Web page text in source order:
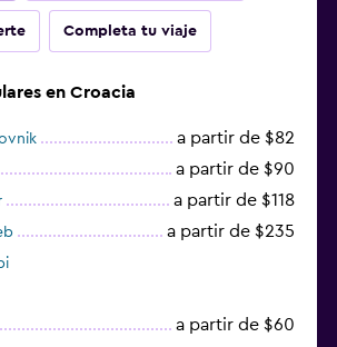
Completa tu viaje
en Croacia
a partir de $82
a partir de $90
a partir de $118
a partir de $235
a partir de $60